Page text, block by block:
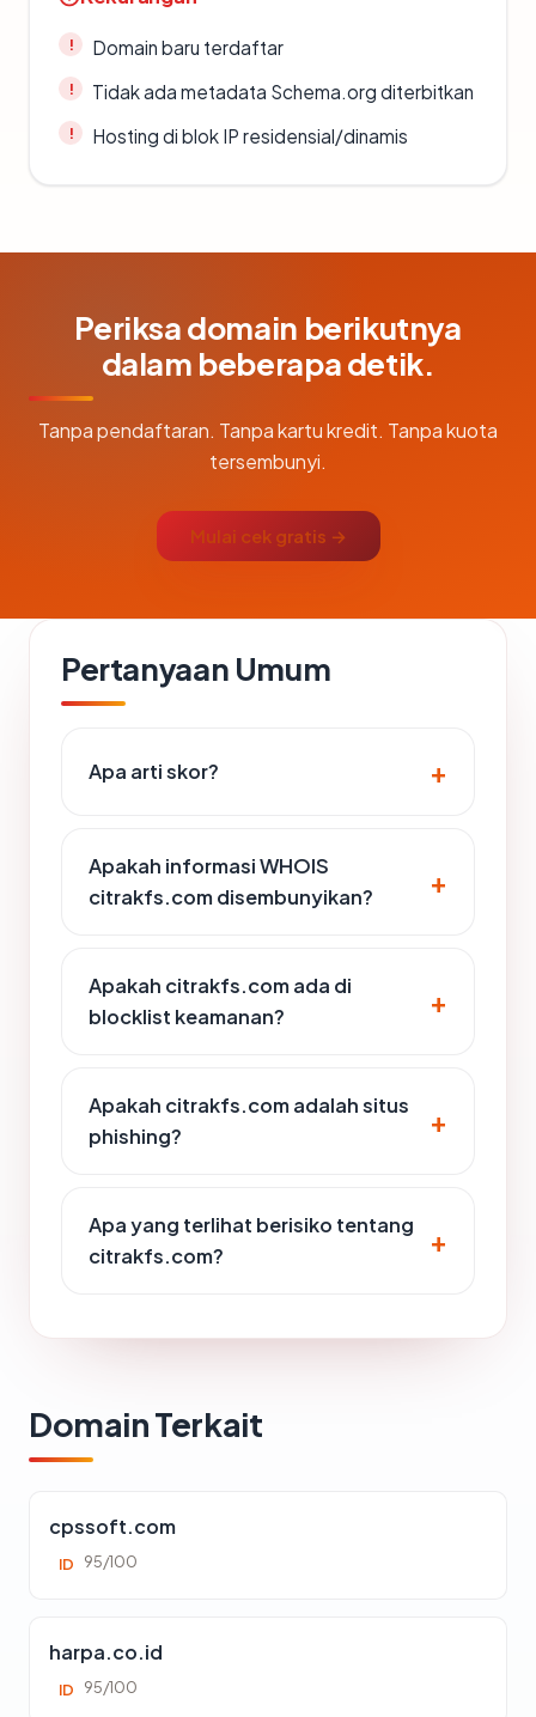
Domain baru terdaftar
Tidak ada metadata Schema.org diterbitkan
Hosting di blok IP residensial/dinamis
Periksa domain berikutnya
dalam beberapa detik.
Tanpa pendaftaran. Tanpa kartu kredit. Tanpa kuota
tersembunyi.
Mulai cek gratis →
Pertanyaan Umum
Apa arti skor?
Apakah informasi WHOIS
citrakfs.com disembunyikan?
Apakah citrakfs.com ada di
blocklist keamanan?
Apakah citrakfs.com adalah situs
phishing?
Apa yang terlihat berisiko tentang
citrakfs.com?
Domain Terkait
cpssoft.com
ID 95/100
harpa.co.id
ID 95/100